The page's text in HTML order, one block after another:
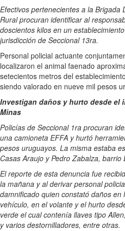
Efectivos pertenecientes a la Brigada
Rural procuran identificar al
doscientos kilos en un
jurisdicción de Seccional 13ra.
Personal policial actuante
localizaron el animal faenado
setecientos metros del
siendo valorado en nueve mil pesos
Investigan daños y hurto desde el
Minas
Policías de Seccional 1ra procuran
una camioneta EFFA y hurtó
pesos uruguayos. La misma estaba
Casas Araujo y Pedro Zabalza, barrio
El reporte de esta denuncia fue
la mañana y al derivar personal
damnificado quien constató daños
vehículo, en el volante y el hurto
verde el cual contenía llaves tipo
y varios destornilladores, entre otras.